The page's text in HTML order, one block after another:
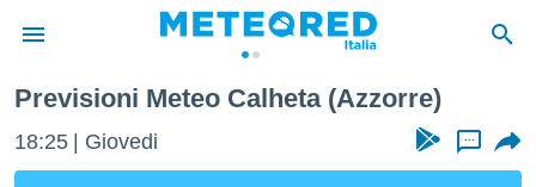
di
Previsioni Meteo Calheta (Azzorre)
18:25 Giovedi ...